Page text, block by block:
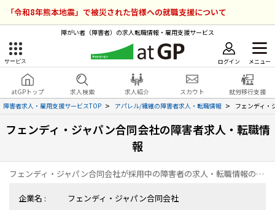
「令和8年熊本地震」で被災された皆様への就職支援について
障がい者（障害者）の求人転職情報・雇用支援サービス
サービス ログイン メニュー
atGPトップ 求人検索 求人紹介 スカウト
就労移行支援
障害者求人・雇用支援サービスTOP
アパレル/繊維の障害者求人・転職情報 フェンディ・
フェンディ・ジャパン合同会社の障害者求人・転職情
報
フェンディ・ジャパン合同会社が採用中の障害者の求人・転職情報の一覧ページです。
企業名 :
フェンディ・ジャパン合同会社
障害者雇用のアットジーピー
サービスラインナップ
就転職支援サービス
障害者専門の就転職支援サービス
ログイン 会員登録 無料
atGPトップ
各種サービス
求人を検索する